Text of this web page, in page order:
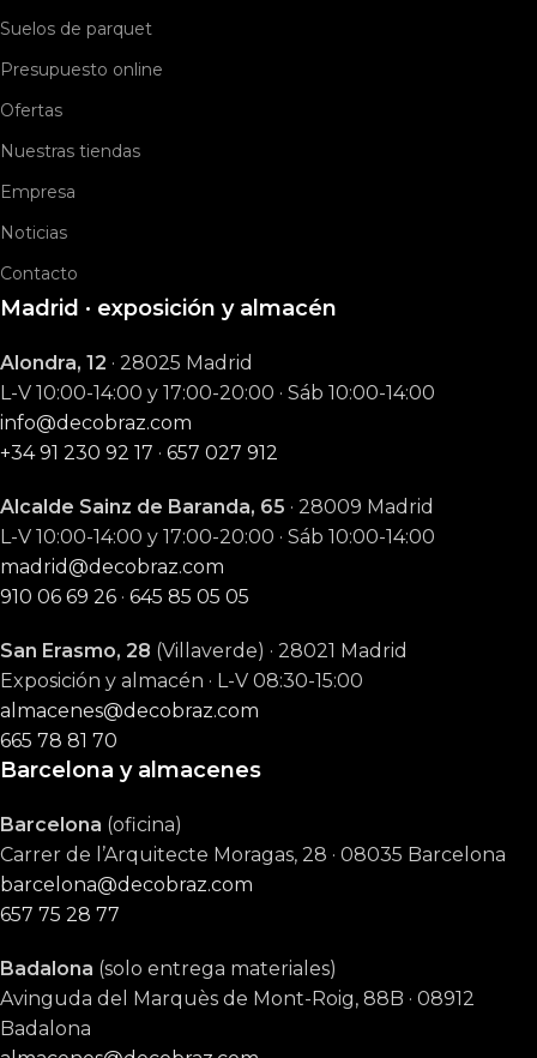
Suelos de parquet
Presupuesto online
Ofertas
Nuestras tiendas
Empresa
Noticias
Contacto
Madrid · exposición y almacén
Alondra, 12 · 28025 Madrid
L-V 10:00-14:00 y 17:00-20:00 · Sáb 10:00-14:00
info@decobraz.com
+34 91 230 92 17 · 657 027 912
Alcalde Sainz de Baranda, 65 · 28009 Madrid
L-V 10:00-14:00 y 17:00-20:00 · Sáb 10:00-14:00
madrid@decobraz.com
910 06 69 26 · 645 85 05 05
San Erasmo, 28 (Villaverde) · 28021 Madrid
Exposición y almacén · L-V 08:30-15:00
almacenes@decobraz.com
665 78 81 70
Barcelona y almacenes
Barcelona (oficina)
Carrer de l’Arquitecte Moragas, 28 · 08035 Barcelona
barcelona@decobraz.com
657 75 28 77
Badalona (solo entrega materiales)
Avinguda del Marquès de Mont-Roig, 88B · 08912
Badalona